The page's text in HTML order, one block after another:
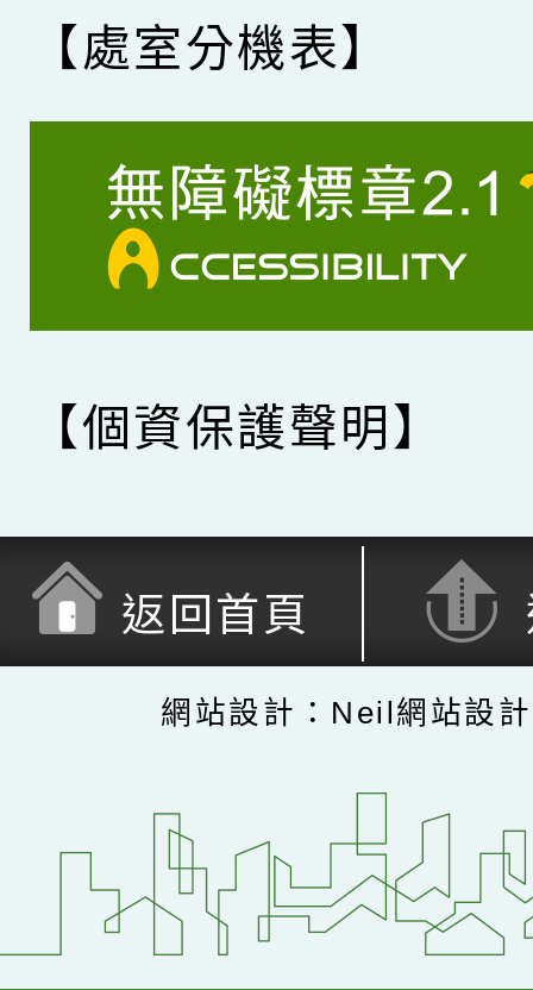
【處室分機表】
【個資保護聲明】
返回首頁
網站設計：Neil網站設